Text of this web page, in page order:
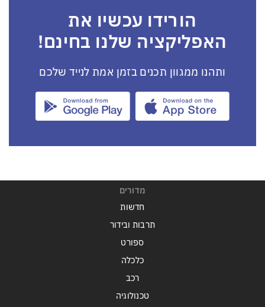
הורידו עכשיו את
האפליקציה שלנו בחינם!
ותהנו ממגוון תכנים בזמן אמת לנייד שלכם
מדורים
חדשות
תרבות ובידור
ספורט
כלכלה
רכב
טכנולוגיה